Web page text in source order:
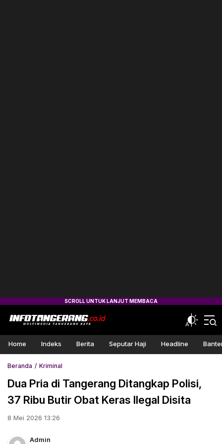
Home Indeks Berita Seputar Haji Headline
Beranda Kriminal
Dua Pria di Tangerang Ditangkap Polisi,
37 Ribu Butir Obat Keras Ilegal Disita
8 Mei 2026 13:26
Admin